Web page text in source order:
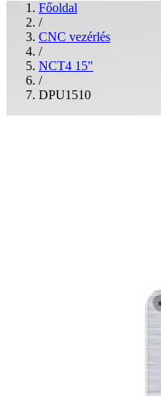
Főoldal
/
CNC vezérlés
/
NCT4 15"
/
DPU1510